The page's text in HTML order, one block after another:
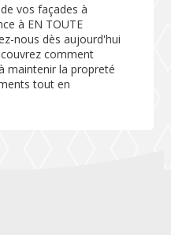
vos façades à
à EN TOUTE
nous dès aujourd'hui
comment
maintenir la propreté
tout en